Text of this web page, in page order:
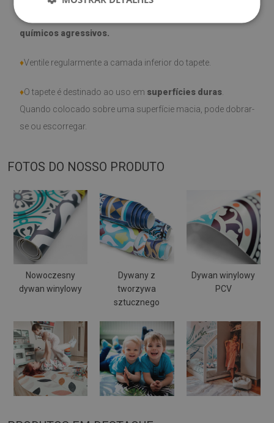
♦
químicos agressivos.
♦Ventile regularmente a camada inferior do tapete.
♦O tapete é destinado ao uso em superfícies duras
Quando colocado sobre uma superfície macia, pode dobrar-
se ou escorregar.
FOTOS DO NOSSO PRODUTO
Nowoczesny
dywan winylowy
Dywany z
tworzywa
sztucznego
Dywan winylowy
PCV